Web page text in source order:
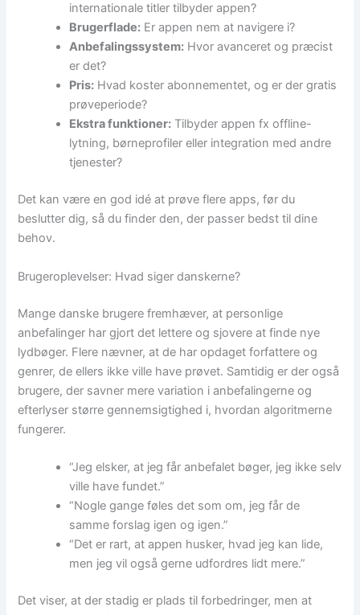
internationale titler tilbyder appen?
Brugerflade: Er appen nem at navigere i?
Anbefalingssystem: Hvor avanceret og præcist
er det?
Pris: Hvad koster abonnementet, og er der gratis
prøveperiode?
Ekstra funktioner: Tilbyder appen fx offline-
lytning, børneprofiler eller integration med andre
tjenester?
Det kan være en god idé at prøve flere apps, før du
beslutter dig, så du finder den, der passer bedst til dine
behov.
Brugeroplevelser: Hvad siger danskerne?
Mange danske brugere fremhæver, at personlige
anbefalinger har gjort det lettere og sjovere at finde nye
lydbøger. Flere nævner, at de har opdaget forfattere og
genrer, de ellers ikke ville have prøvet. Samtidig er der også
brugere, der savner mere variation i anbefalingerne og
efterlyser større gennemsigtighed i, hvordan algoritmerne
fungerer.
“Jeg elsker, at jeg får anbefalet bøger, jeg ikke selv
ville have fundet.”
“Nogle gange føles det som om, jeg får de
samme forslag igen og igen.”
“Det er rart, at appen husker, hvad jeg kan lide,
men jeg vil også gerne udfordres lidt mere.”
Det viser, at der stadig er plads til forbedringer, men at